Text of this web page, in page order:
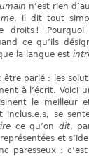
n’est rien
, il dit tout
droits !
ce qu’ils
la langue est
parlé : les
à l’écrit. Voici
le meilleur
inclus.e.s, se
ce qu’on dit,
et
paresseux :